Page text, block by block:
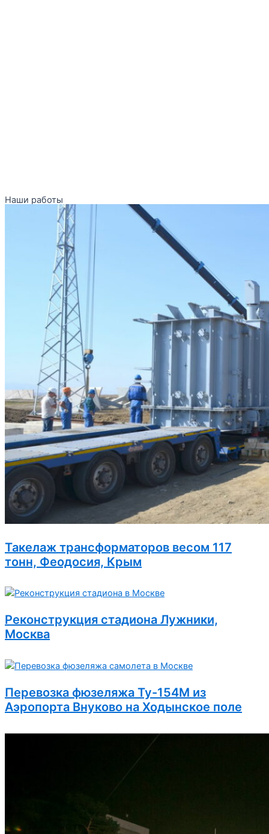
Наши работы
Такелаж трансформаторов весом 117
тонн, Феодосия, Крым
Реконструкция стадиона Лужники,
Москва
Перевозка фюзеляжа Ту-154М из
Аэропорта Внуково на Ходынское поле